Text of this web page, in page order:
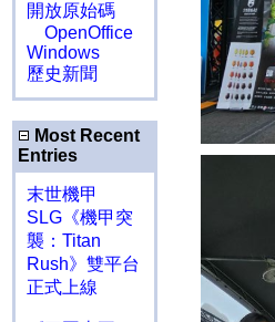
開放原始碼
OpenOffice
Windows
歷史新聞
Most Recent
Entries
末世機甲
SLG《機甲突
襲：Titan
Rush》雙平台
正式上線